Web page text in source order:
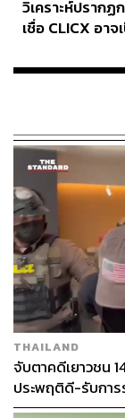
ธรรมนิติ์กล่าว
อีกข้อแตกต่างคือ
หรือตกหล่นจนท
เกิดกับ Y2K ที่คอ
มาสู่ผลกระทบเ
เข้าถึงแอปธนาค
อย่างไรก็ตาม ธร
ขึ้นจริง และคงไ
คะเน“คนที่กลัวม
โรงงานไฟฟ้าจะปิ
บนคอมพิวเตอร์ผิ
ย่ำแย่ที่สุดก็เกิดขึ้น
คือ การที่โลกหยุด
รวมถึงความเปร
แล้ว
วิเคราะห์ปราก
เชื่อ CLICX อา
เรือนไทยที่ถูกซุก
THAILAND
จับตาคดีเยาวชน
ประพฤติดี-รับการ